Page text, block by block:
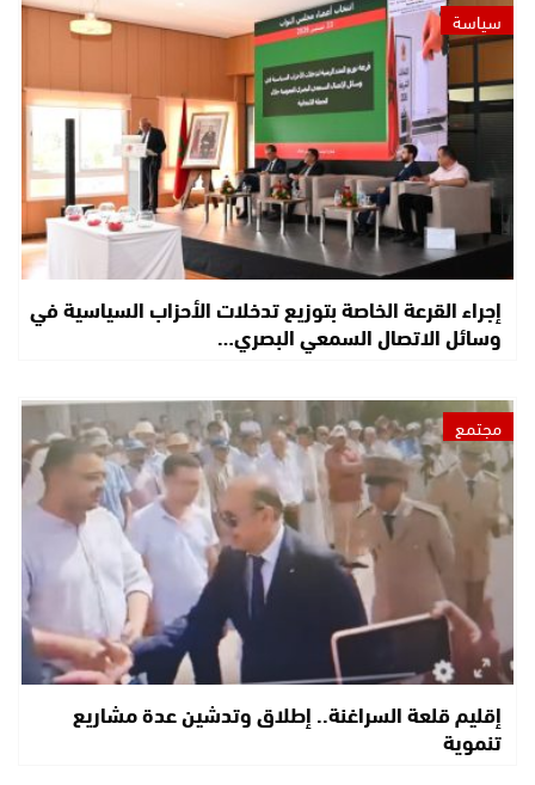
سياسة
إجراء القرعة الخاصة بتوزيع تدخلات الأحزاب السياسية في
وسائل الاتصال السمعي البصري…
مجتمع
إقليم قلعة السراغنة.. إطلاق وتدشين عدة مشاريع
تنموية